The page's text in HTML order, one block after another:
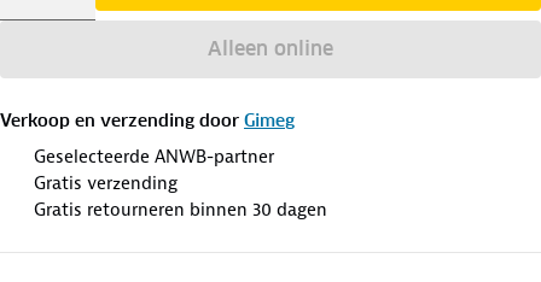
Alleen online
Verkoop en verzending door Gimeg
Geselecteerde ANWB-partner
Gratis verzending
Gratis retourneren binnen 30 dagen